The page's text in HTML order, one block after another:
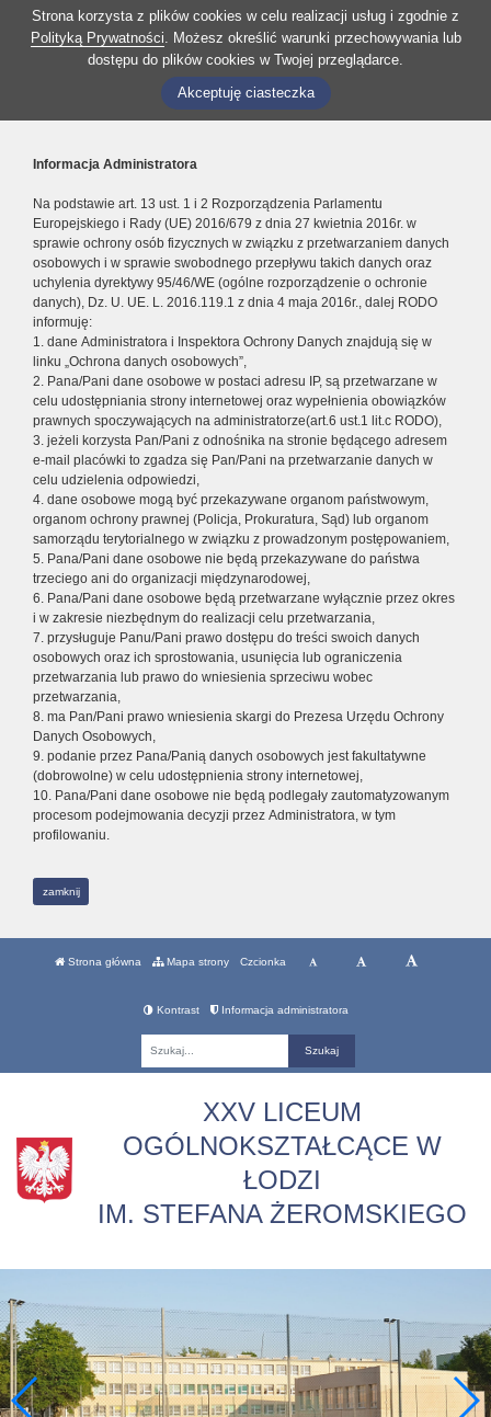
Strona korzysta z plików cookies w celu realizacji usług i zgodnie z
Polityką Prywatności. Możesz określić warunki przechowywania lub
dostępu do plików cookies w Twojej przeglądarce.
Akceptuję ciasteczka
Informacja Administratora
Na podstawie art. 13 ust. 1 i 2 Rozporządzenia Parlamentu
Europejskiego i Rady (UE) 2016/679 z dnia 27 kwietnia 2016r. w
sprawie ochrony osób fizycznych w związku z przetwarzaniem danych
osobowych i w sprawie swobodnego przepływu takich danych oraz
uchylenia dyrektywy 95/46/WE (ogólne rozporządzenie o ochronie
danych), Dz. U. UE. L. 2016.119.1 z dnia 4 maja 2016r., dalej RODO
informuję:
1. dane Administratora i Inspektora Ochrony Danych znajdują się w
linku „Ochrona danych osobowych”,
2. Pana/Pani dane osobowe w postaci adresu IP, są przetwarzane w
celu udostępniania strony internetowej oraz wypełnienia obowiązków
prawnych spoczywających na administratorze(art.6 ust.1 lit.c RODO),
3. jeżeli korzysta Pan/Pani z odnośnika na stronie będącego adresem
e-mail placówki to zgadza się Pan/Pani na przetwarzanie danych w
celu udzielenia odpowiedzi,
4. dane osobowe mogą być przekazywane organom państwowym,
organom ochrony prawnej (Policja, Prokuratura, Sąd) lub organom
samorządu terytorialnego w związku z prowadzonym postępowaniem,
5. Pana/Pani dane osobowe nie będą przekazywane do państwa
trzeciego ani do organizacji międzynarodowej,
6. Pana/Pani dane osobowe będą przetwarzane wyłącznie przez okres
i w zakresie niezbędnym do realizacji celu przetwarzania,
7. przysługuje Panu/Pani prawo dostępu do treści swoich danych
osobowych oraz ich sprostowania, usunięcia lub ograniczenia
przetwarzania lub prawo do wniesienia sprzeciwu wobec
przetwarzania,
8. ma Pan/Pani prawo wniesienia skargi do Prezesa Urzędu Ochrony
Danych Osobowych,
9. podanie przez Pana/Panią danych osobowych jest fakultatywne
(dobrowolne) w celu udostępnienia strony internetowej,
10. Pana/Pani dane osobowe nie będą podlegały zautomatyzowanym
procesom podejmowania decyzji przez Administratora, w tym
profilowaniu.
zamknij
Strona główna Mapa strony Czcionka
Kontrast Informacja administratora
XXV LICEUM
OGÓLNOKSZTAŁCĄCE W
ŁODZI
IM. STEFANA ŻEROMSKIEGO